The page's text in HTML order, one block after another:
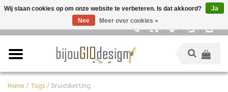
Home / Tags / bruidsketting
Wij slaan cookies op om onze website te verbeteren. Is dat akkoord?
Ja
Nee
Meer over cookies »